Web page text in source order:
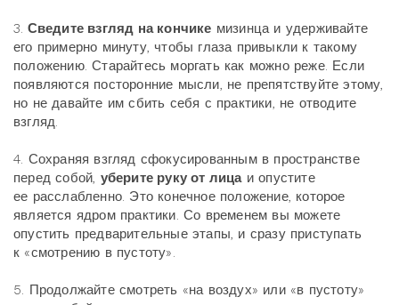
3. Сведите взгляд на кончике мизинца и удерживайте
его примерно минуту, чтобы глаза привыкли к такому
положению. Старайтесь моргать как можно реже. Если
появляются посторонние мысли, не препятствуйте этому,
но не давайте им сбить себя с практики, не отводите
взгляд.
4. Сохраняя взгляд сфокусированным в пространстве
перед собой, уберите руку от лицаи опустите
ее расслабленно. Это конечное положение, которое
является ядром практики. Со временем вы можете
опустить предварительные этапы, и сразу приступать
к «смотрению в пустоту».
5. Продолжайте смотреть «на воздух» или «в пустоту»